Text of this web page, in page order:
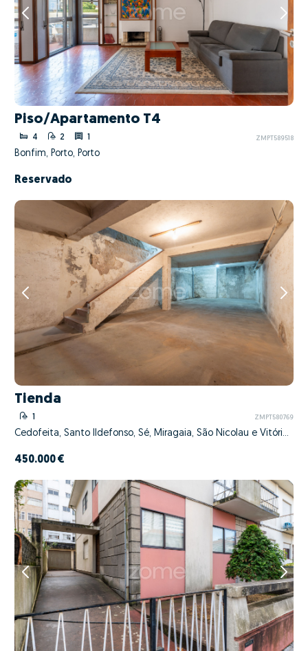
Piso/Apartamento T4
4 2 ZMPT589518
Bonfim, Porto, Porto
Reservado
Tienda
1 ZMPT580769
Cedofeita, Santo Ildefonso, Sé, Miragaia, São Nicolau e Vitória, Porto, Porto
450.000 €